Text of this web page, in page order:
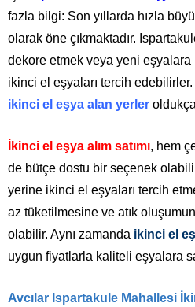
fazla bilgi: Son yıllarda hızla
olarak öne çıkmaktadır.
dekore etmek veya yeni eşyalara
ikinci el eşyaları tercih
ikinci el eşya alan yerler
İkinci el eşya alım satımı, hem
de bütçe dostu bir seçenek
yerine ikinci el eşyaları tercih
az tüketilmesine ve atık
olabilir. Aynı zamanda ikinci el
uygun fiyatlarla kaliteli eşyalara
Avcılar Ispartakule Mahallesi